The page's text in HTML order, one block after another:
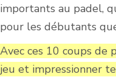
importants au padel,
pour les débutants
Avec ces 10 coups de
jeu et impressionner